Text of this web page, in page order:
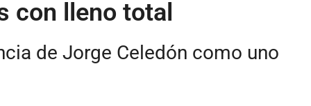
con lleno total
de Jorge Celedón como uno